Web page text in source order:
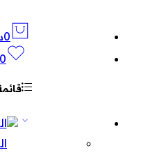
0
0